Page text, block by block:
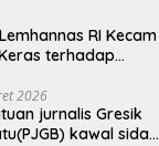
RI Kecam
terhadap
2026
jurnalis Gresik
kawal sidak